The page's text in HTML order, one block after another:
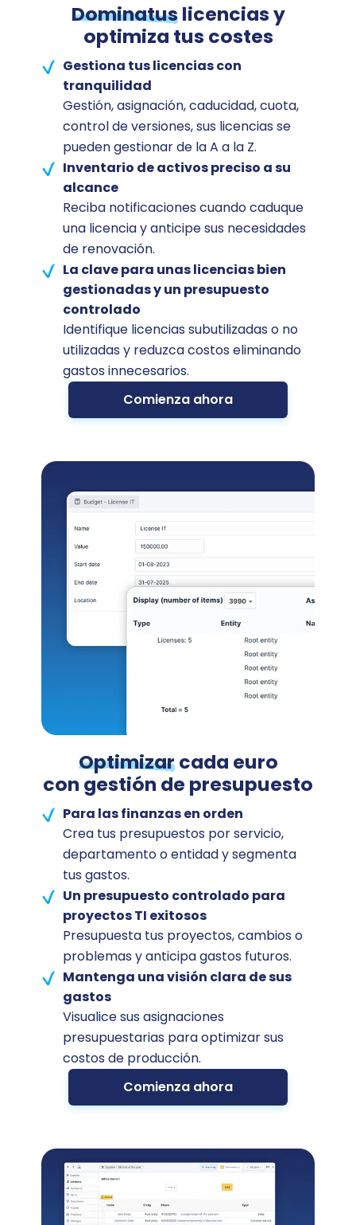
Dominatuslicencias y
optimiza tus costes
Gestiona tus licencias con
tranquilidad
Gestión, asignación, caducidad, cuota,
control de versiones, sus licencias se
pueden gestionar de la A a la Z.
Inventario de activos preciso a su
alcance
Reciba notificaciones cuando caduque
una licencia y anticipe sus necesidades
de renovación.
La clave para unas licencias bien
gestionadas y un presupuesto
controlado
Identifique licencias subutilizadas o no
utilizadas y reduzca costos eliminando
gastos innecesarios.
Comienza ahora
Optimizarcada euro
con gestión de presupuesto
Para las finanzas en orden
Crea tus presupuestos por servicio,
departamento o entidad y segmenta
tus gastos.
Un presupuesto controlado para
proyectos TI exitosos
Presupuesta tus proyectos, cambios o
problemas y anticipa gastos futuros.
Mantenga una visión clara de sus
gastos
Visualice sus asignaciones
presupuestarias para optimizar sus
costos de producción.
Comienza ahora